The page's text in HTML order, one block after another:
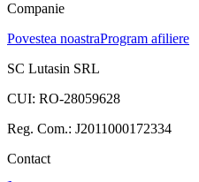
Companie
Povestea noastraProgram afiliere
SC Lutasin SRL
CUI: RO-28059628
Reg. Com.: J2011000172334
Contact